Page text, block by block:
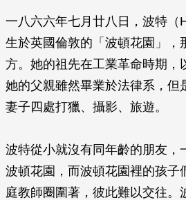
一八六六年七月廿八日，波特（
生於英國倫敦的「波頓花園」，
方。她的祖先在工業革命時期，
她的父親雖然畢業於法律系，但
妻子四處打獵、攝影、旅遊。
波特從小就沒有同年齡的朋友，
波頓花園，而波頓花園裡的孩子
庭教師圈圍著，彼此難以交往。